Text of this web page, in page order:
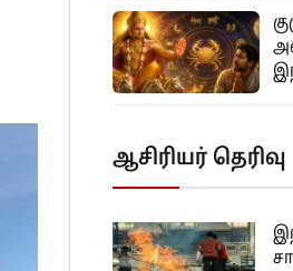
ஆசிரியர் தெரிவு